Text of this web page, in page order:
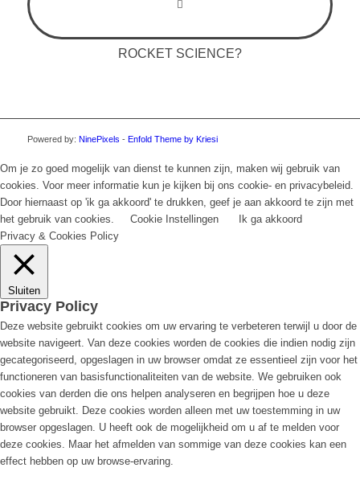
ROCKET SCIENCE?
Powered by: NinePixels - Enfold Theme by Kriesi
Om je zo goed mogelijk van dienst te kunnen zijn, maken wij gebruik van
cookies. Voor meer informatie kun je kijken bij ons cookie- en privacybeleid.
Door hiernaast op 'ik ga akkoord' te drukken, geef je aan akkoord te zijn met
het gebruik van cookies.
Cookie Instellingen
Ik ga akkoord
Privacy & Cookies Policy
Sluiten
Privacy Policy
Deze website gebruikt cookies om uw ervaring te verbeteren terwijl u door de
website navigeert. Van deze cookies worden de cookies die indien nodig zijn
gecategoriseerd, opgeslagen in uw browser omdat ze essentieel zijn voor het
functioneren van basisfunctionaliteiten van de website. We gebruiken ook
cookies van derden die ons helpen analyseren en begrijpen hoe u deze
website gebruikt. Deze cookies worden alleen met uw toestemming in uw
browser opgeslagen. U heeft ook de mogelijkheid om u af te melden voor
deze cookies. Maar het afmelden van sommige van deze cookies kan een
effect hebben op uw browse-ervaring.